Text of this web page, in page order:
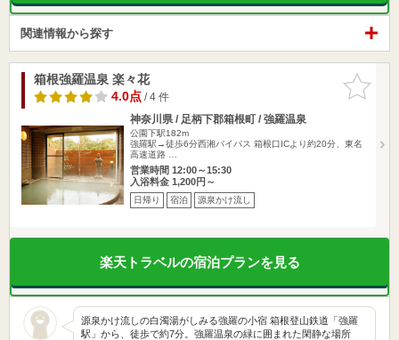
関連情報から探す
お気に入
りに追加
箱根強羅温泉 楽々花
4.0点/ 4 件
神奈川県 / 足柄下郡箱根町 / 強羅温泉
公園下駅182m
強羅駅→徒歩6分西湘バイパス 箱根口ICより約20分、東名
高速道路 …
営業時間 12:00～15:30
入浴料金 1,200円～
日帰り 宿泊 源泉かけ流し
楽天トラベルの宿泊プランを見る
源泉かけ流しの白濁湯がしみる強羅の小宿 箱根登山鉄道「強羅
駅」から、徒歩で約7分。強羅温泉の緑に囲まれた閑静な場所